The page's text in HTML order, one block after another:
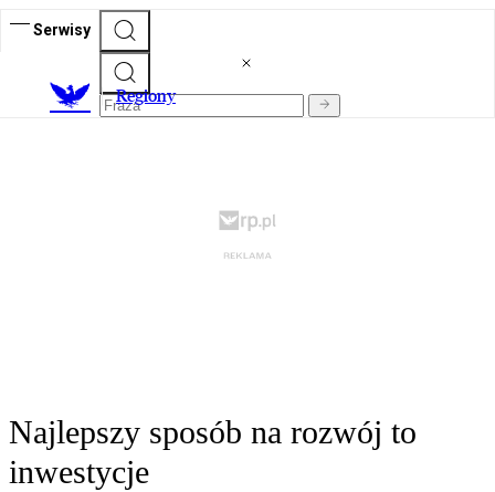
Serwisy
Regiony
Najlepszy sposób na rozwój to
inwestycje